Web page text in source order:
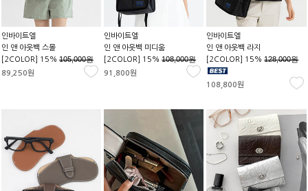
인바이트엘
인 앤 아웃백 스몰
[2COLOR] 15% 105,000원
89,250원
인바이트엘
인 앤 아웃백 미디움
[2COLOR] 15%108,000원
91,800원
인바이트엘
인 앤 아웃백 라지
[2COLOR] 15%128,000원
108,800원